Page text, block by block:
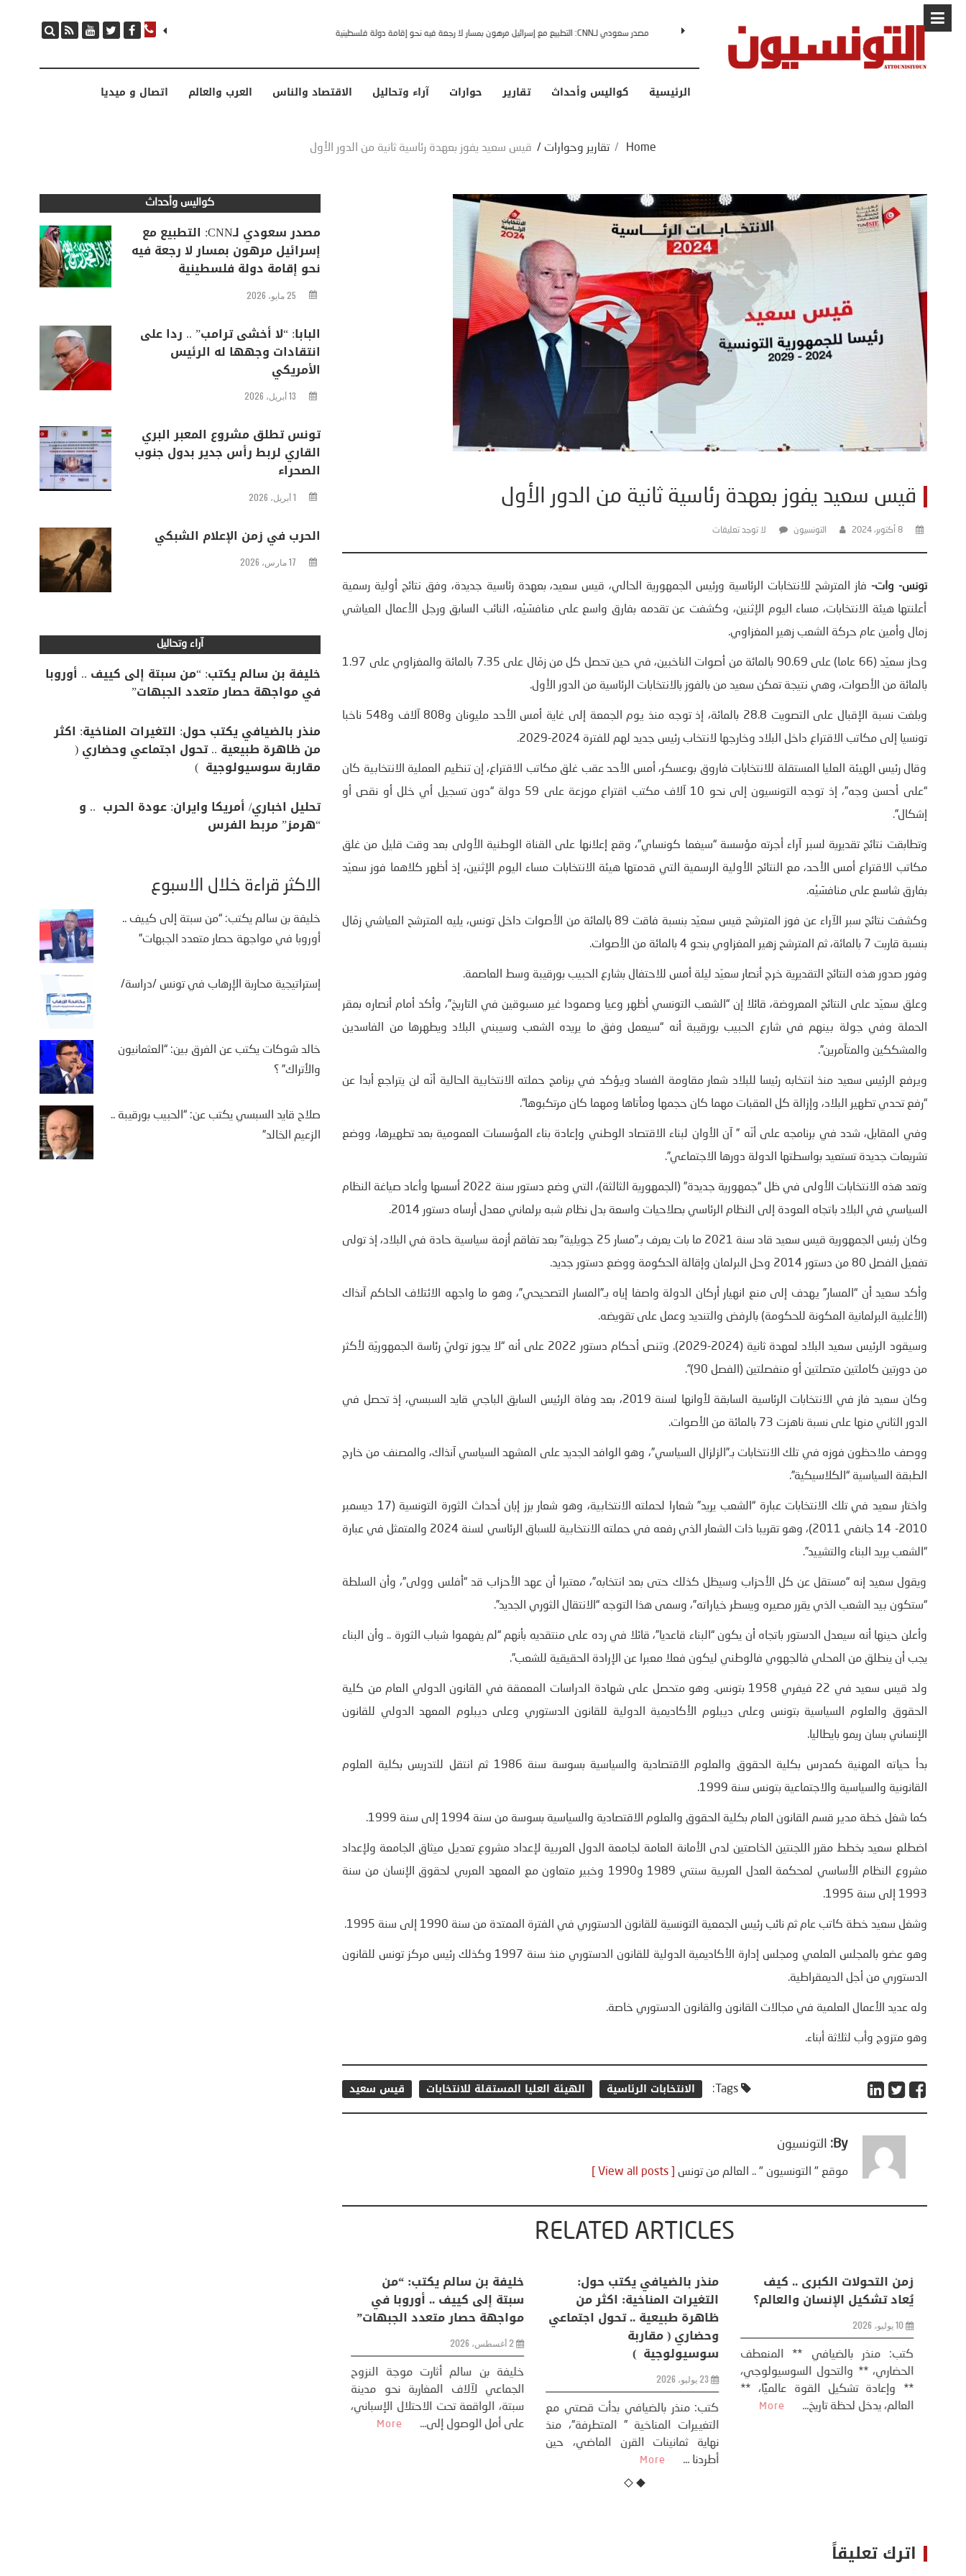
مصدر سعودي لـCNN: التطبيع مع إسرائيل مرهون بمسار لا رجعة فيه نحو إقامة دولة فلسطينية البابا: “لا أخشى ترامب” .. ردا على انتقادات وجهها له الرئيس الأمريكي
الرئيسية كواليس وأحداث تقارير حوارات آراء وتحاليل الاقتصاد والناس العرب والعالم اتصال و ميديا
Home
/ تقارير وحوارات / قيس سعيد يفوز بعهدة رئاسية ثانية من الدور الأول
قيس سعيد يفوز بعهدة رئاسية ثانية من الدور الأول
8 أكتوبر، 2024 التونسيون لا توجد تعليقات
تونس- وات- فاز المترشح للانتخابات الرئاسية ورئيس الجمهورية الحالي، قيس سعيد، بعهدة رئاسية جديدة، وفق نتائج أولية رسمية
أعلنتها هيئة الانتخابات، مساء اليوم الإثنين، وكشفت عن تقدمه بفارق واسع على منافسَيْه، النائب السابق ورجل الأعمال العياشي
زمال وأمين عام حركة الشعب زهير المغزاوي.
وحاز سعيّد (66 عاما) على 90.69 بالمائة من أصوات الناخبين، في حين تحصل كل من زمّال على 7.35 بالمائة والمغزاوي على 1.97
بالمائة من الأصوات، وهي نتيجة تمكن سعيد من بالفوز بالانتخابات الرئاسية من الدور الأول.
وبلغت نسبة الإقبال على التصويت 28.8 بالمائة، إذ توجه منذ يوم الجمعة إلى غاية أمس الأحد مليونان و808 آلاف و548 ناخبا
تونسيا إلى مكاتب الاقتراع داخل البلاد وخارجها لانتخاب رئيس جديد لهم للفترة 2024-2029.
وقال رئيس الهيئة العليا المستقلة للانتخابات فاروق بوعسكر، أمس الأحد عقب غلق مكاتب الاقتراع، إن تنظيم العملية الانتخابية كان
“على أحسن وجه”، إذ توجه التونسيون إلى نحو 10 آلاف مكتب اقتراع موزعة على 59 دولة “دون تسجيل أي خلل أو نقص أو
إشكال”.
وتطابقت نتائج تقديرية لسبر آراء أجرته مؤسسة “سيغما كونساي”، وقع إعلانها على القناة الوطنية الأولى بعد وقت قليل من غلق
مكاتب الاقتراع أمس الأحد، مع النتائج الأولية الرسمية التي قدمتها هيئة الانتخابات مساء اليوم الإثنين، إذ أظهر كلاهما فوز سعيّد
بفارق شاسع على منافسَيْه.
وكشفت نتائج سبر الآراء عن فوز المترشح قيس سعيّد بنسبة فاقت 89 بالمائة من الأصوات داخل تونس، يليه المترشح العياشي زمّال
بنسبة قاربت 7 بالمائة، ثم المترشح زهير المغزاوي بنحو 4 بالمائة من الأصوات.
وفور صدور هذه النتائج التقديرية خرج أنصار سعيّد ليلة أمس للاحتفال بشارع الحبيب بورقيبة وسط العاصمة.
وعلق سعيّد على النتائج المعروضة، قائلا إن “الشعب التونسي أظهر وعيا وصمودا غير مسبوقين في التاريخ”، وأكد أمام أنصاره بمقر
الحملة وفي جولة بينهم في شارع الحبيب بورقيبة أنه “سيعمل وفق ما يريده الشعب وسيبني البلاد ويطهرها من الفاسدين
والمشككين والمتآمرين”.
ويرفع الرئيس سعيد منذ انتخابه رئيسا للبلاد شعار مقاومة الفساد ويؤكد في برنامج حملته الانتخابية الحالية أنّه لن يتراجع أبدا عن
“رفع تحدي تطهير البلاد، وإزالة كل العقبات مهما كان حجمها ومأتاها ومهما كان مرتكبوها”.
وفي المقابل، شدد في برنامجه على أنّه ” آن الأوان لبناء الاقتصاد الوطني وإعادة بناء المؤسسات العمومية بعد تطهيرها، ووضع
تشريعات جديدة تستعيد بواسطتها الدولة دورها الاجتماعي”.
وتعد هذه الانتخابات الأولى في ظل “جمهورية جديدة” (الجمهورية الثالثة)، التي وضع دستور سنة 2022 أسسها وأعاد صياغة النظام
السياسي في البلاد باتجاه العودة إلى النظام الرئاسي بصلاحيات واسعة بدل نظام شبه برلماني معدل أرساه دستور 2014.
وكان رئيس الجمهورية قيس سعيد قاد سنة 2021 ما بات يعرف بـ”مسار 25 جويلية” بعد تفاقم أزمة سياسية حادة في البلاد، إذ تولى
تفعيل الفصل 80 من دستور 2014 وحل البرلمان وإقالة الحكومة ووضع دستور جديد.
وأكد سعيد أن “المسار” يهدف إلى منع انهيار أركان الدولة واصفا إياه بـ”المسار التصحيحي”، وهو ما واجهه الائتلاف الحاكم آنذاك
(الأغلبية البرلمانية المكونة للحكومة) بالرفض والتنديد وعمل على تقويضه.
وسيقود الرئيس سعيد البلاد لعهدة ثانية (2024-2029). وتنص أحكام دستور 2022 على أنه “لا يجوز توليّ رئاسة الجمهوريّة لأكثر
من دورتين كاملتين متصلتين أو منفصلتين (الفصل 90)”.
وكان سعيد فاز في الانتخابات الرئاسية السابقة لأوانها لسنة 2019، بعد وفاة الرئيس السابق الباجي قايد السبسي، إذ تحصل في
الدور الثاني منها على نسبة ناهزت 73 بالمائة من الأصوات.
ووصف ملاحظون فوزه في تلك الانتخابات بـ”الزلزال السياسي”، وهو الوافد الجديد على المشهد السياسي آنذاك، والمصنف من خارج
الطبقة السياسية “الكلاسيكية”.
واختار سعيد في تلك الانتخابات عبارة “الشعب يريد” شعارا لحملته الانتخابية، وهو شعار برز إبان أحداث الثورة التونسية (17 ديسمبر
2010- 14 جانفي 2011)، وهو تقريبا ذات الشعار الذي رفعه في حملته الانتخابية للسباق الرئاسي لسنة 2024 والمتمثل في عبارة
“الشعب يريد البناء والتشييد”.
ويقول سعيد إنه “مستقل عن كل الأحزاب وسيظل كذلك حتى بعد انتخابه”، معتبرا أن عهد الأحزاب قد “أفلس وولى”، وأن السلطة
“ستكون بيد الشعب الذي يقرر مصيره ويسطر خياراته”، وسمى هذا التوجه “الانتقال الثوري الجديد”.
وأعلن حينها أنه سيعدل الدستور باتجاه أن يكون “البناء قاعديا”، قائلا في رده على منتقديه بأنهم “لم يفهموا شباب الثورة .. وأن البناء
يجب أن ينطلق من المحلي فالجهوي فالوطني ليكون فعلا معبرا عن الإرادة الحقيقية للشعب”.
ولد قيس سعيد في 22 فيفري 1958 بتونس. وهو متحصل على شهادة الدراسات المعمقة في القانون الدولي العام من كلية
الحقوق والعلوم السياسية بتونس وعلى ديبلوم الأكاديمية الدولية للقانون الدستوري وعلى ديبلوم المعهد الدولي للقانون
الإنساني بسان ريمو بايطاليا.
بدأ حياته المهنية كمدرس بكلية الحقوق والعلوم الاقتصادية والسياسية بسوسة سنة 1986 ثم انتقل للتدريس بكلية العلوم
القانونية والسياسية والاجتماعية بتونس سنة 1999.
كما شغل خطة مدير قسم القانون العام بكلية الحقوق والعلوم الاقتصادية والسياسية بسوسة من سنة 1994 إلى سنة 1999.
اضطلع سعيد بخطط مقرر اللجنتين الخاصتين لدى الأمانة العامة لجامعة الدول العربية لإعداد مشروع تعديل ميثاق الجامعة ولإعداد
مشروع النظام الأساسي لمحكمة العدل العربية سنتي 1989 و1990 وخبير متعاون مع المعهد العربي لحقوق الإنسان من سنة
1993 إلى سنة 1995.
وشغل سعيد خطة كاتب عام ثم نائب رئيس الجمعية التونسية للقانون الدستوري في الفترة الممتدة من سنة 1990 إلى سنة 1995.
وهو عضو بالمجلس العلمي ومجلس إدارة الأكاديمية الدولية للقانون الدستوري منذ سنة 1997 وكذلك رئيس مركز تونس للقانون
الدستوري من أجل الديمقراطية.
وله عديد الأعمال العلمية في مجالات القانون والقانون الدستوري خاصة.
وهو متزوج وأب لثلاثة أبناء.
Tags: الانتخابات الرئاسية الهيئة العليا المستقلة للانتخابات قيس سعيد
By: التونسيون
موقع " التونسيون " .. العالم من تونس [ View all posts ]
RELATED ARTICLES
منذر بالضيافي يكتب حول:
التغيرات المناخية: اكثر من
ظاهرة طبيعية .. تحول اجتماعي
وحضاري ( مقاربة
سوسيولوجية )
23 يوليو، 2026
كتب: منذر بالضيافي بدأت قصتي مع
التغييرات المناخية ” المتطرفة”، منذ
زمن التحولات الكبرى .. كيف
يُعاد تشكيل الإنسان والعالم؟
10 يوليو، 2026
كتب: منذر بالضيافي ** المنعطف
الحضاري، ** والتحول السوسيولوجي،
** وإعادة تشكيل القوة عالميًا، **
العالم، يدخل لحظة تاريخ...
More
تحليل اخباري/ أمريكا وايران:
عودة الحرب .. و “هرمز” مربط
الفرس
8 يوليو، 2026
تحليل – منذر بالضيافي عاد الرئيس
الأمريكي دونالد ترامب إلى قصف
ايران، وذلك ردا على ما اعتبره الرئيس
اترك تعليقاً
كواليس وأحداث
مصدر سعودي لـCNN: التطبيع مع
إسرائيل مرهون بمسار لا رجعة فيه
نحو إقامة دولة فلسطينية
25 مايو، 2026
البابا: “لا أخشى ترامب” .. ردا على
انتقادات وجهها له الرئيس
الأمريكي
13 أبريل، 2026
تونس تطلق مشروع المعبر البري
القاري لربط رأس جدير بدول جنوب
الصحراء
1 أبريل، 2026
الحرب في زمن الإعلام الشبكي
17 مارس، 2026
آراء وتحاليل
خليفة بن سالم يكتب: “من سبتة إلى كييف .. أوروبا
في مواجهة حصار متعدد الجبهات”
منذر بالضيافي يكتب حول: التغيرات المناخية: اكثر
من ظاهرة طبيعية .. تحول اجتماعي وحضاري (
مقاربة سوسيولوجية )
تحليل اخباري/ أمريكا وايران: عودة الحرب .. و
“هرمز” مربط الفرس
الأكثر قراءة خلال الأسبوع
خليفة بن سالم يكتب: “من سبتة إلى كييف ..
أوروبا في مواجهة حصار متعدد الجبهات”
إستراتيجية محاربة الإرهاب في تونس /دراسة/
خالد شوكات يكتب عن الفرق بين: “العثمانيون
والأتراك” ؟
صلاح قايد السبسي يكتب عن: “الحبيب بورقيبة ..
الزعيم الخالد”